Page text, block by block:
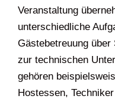
Veranstaltung
unterschiedliche
Gästebetreuung
zur technischen
gehören
Hostessen,